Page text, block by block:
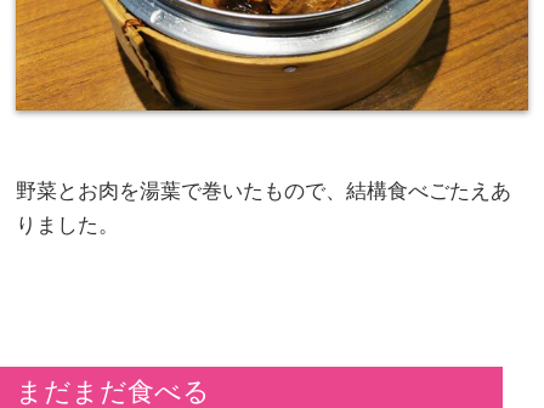
野菜とお肉を湯葉で巻いたもので、結構食べごたえあ
りました。
まだまだ食べる